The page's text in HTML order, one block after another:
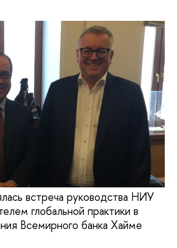
встреча руководства НИУ
глобальной практики в
Всемирного банка Хайме